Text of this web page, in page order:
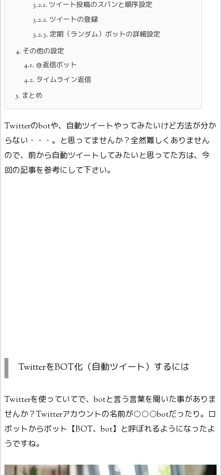
3.2.1. ツイート投稿のスパンと順序設定
3.2.2. ツイートの登録
3.2.3. 定期（ランダム）ボットの詳細設定
4. その他の設定
4.1. ＠返信ボット
4.2. タイムライン返信
5. まとめ
Twitterのbotや、自動ツイートやってみたいけど方法が分か
らない・・・。と思ってませんか？全然難しくありません
ので、前から自動ツイートしてみたいと思ってた方は、今
回の記事を参考にして下さい。
TwitterをBOT化（自動ツイート）するには
Twitterを使っていてで、botと言う言葉を聞いた事がありま
せんか？Twitterアカウントの名前が○○○botだったり。ロ
ボットからボット【BOT、bot】と呼ぼれるようになったよ
うですね。